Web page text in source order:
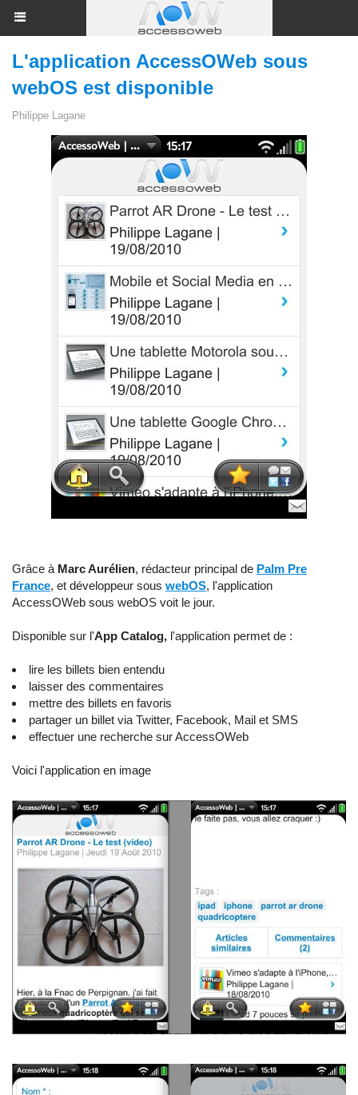
L'application AccessOWeb sous
webOS est disponible
Philippe Lagane
Grâce à Marc Aurélien, rédacteur principal de Palm Pre
France, et développeur sous webOS, l'application
AccessOWeb sous webOS voit le jour.
Disponible sur l'App Catalog, l'application permet de :
lire les billets bien entendu
laisser des commentaires
mettre des billets en favoris
partager un billet via Twitter, Facebook, Mail et SMS
effectuer une recherche sur AccessOWeb
Voici l'application en image